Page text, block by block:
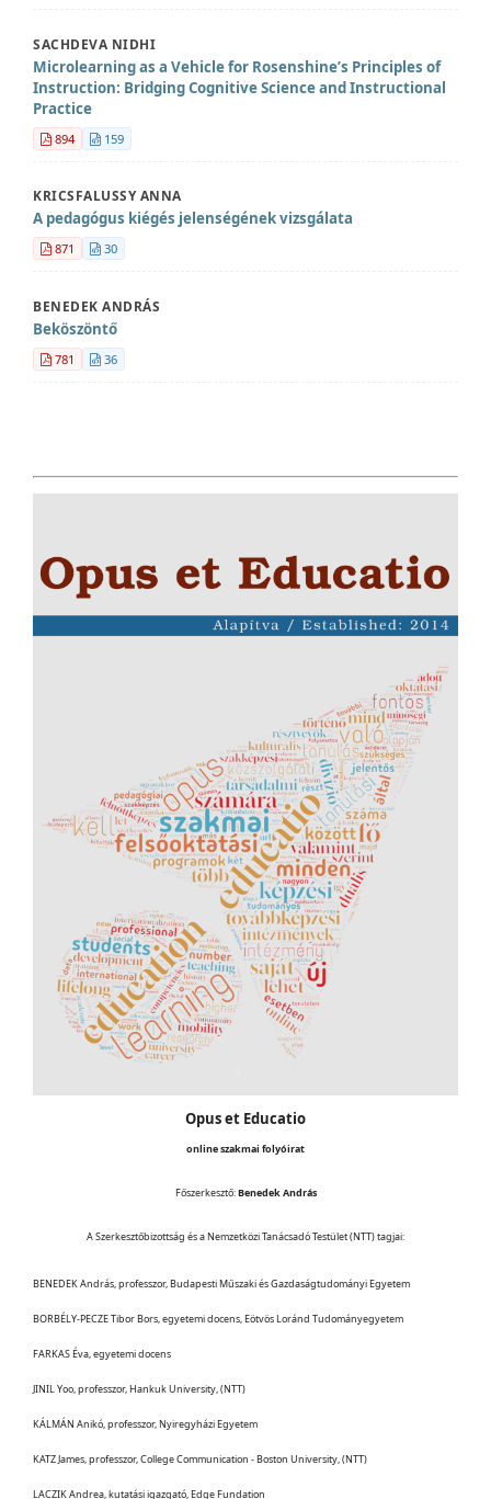
SACHDEVA NIDHI
Microlearning as a Vehicle for Rosenshine’s Principles of
Instruction: Bridging Cognitive Science and Instructional
Practice
894 159
KRICSFALUSSY ANNA
A pedagógus kiégés jelenségének vizsgálata
871 30
BENEDEK ANDRÁS
Beköszöntő
781 36
Opus et Educatio
online szakmai folyóirat
Főszerkesztő:Benedek András
A Szerkesztőbizottság és a Nemzetközi Tanácsadó Testület (NTT) tagjai:
BENEDEK András, professzor, Budapesti Műszaki és Gazdaságtudományi Egyetem
BORBÉLY-PECZE Tibor Bors, egyetemi docens, Eötvös Loránd Tudományegyetem
FARKAS Éva, egyetemi docens
JINIL Yoo, professzor, Hankuk University, (NTT)
KÁLMÁN Anikó, professzor, Nyiregyházi Egyetem
KATZ James, professzor, College Communication - Boston University, (NTT)
LACZIK Andrea, kutatási igazgató, Edge Fundation